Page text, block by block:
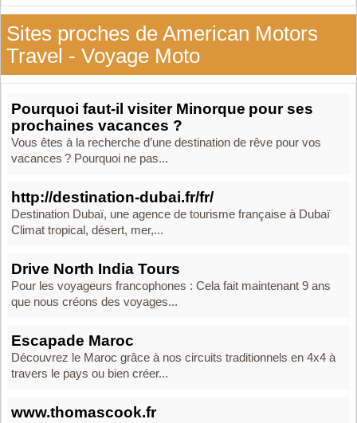
Sites proches de American Motors
Travel - Voyage Moto
Pourquoi faut-il visiter Minorque pour ses
prochaines vacances ?
Vous êtes à la recherche d’une destination de rêve pour vos
vacances ? Pourquoi ne pas...
http://destination-dubai.fr/fr/
Destination Dubaï, une agence de tourisme française à Dubaï
Climat tropical, désert, mer,...
Drive North India Tours
Pour les voyageurs francophones : Cela fait maintenant 9 ans
que nous créons des voyages...
Escapade Maroc
Découvrez le Maroc grâce à nos circuits traditionnels en 4x4 à
travers le pays ou bien créer...
www.thomascook.fr